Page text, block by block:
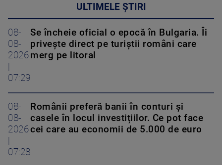
ULTIMELE ȘTIRI
08-
08-
2026
07:29
Se încheie oficial o epocă în Bulgaria. Îi
privește direct pe turiștii români care
merg pe litoral
08-
08-
2026
07:28
Românii preferă banii în conturi și
casele în locul investițiilor. Ce pot face
cei care au economii de 5.000 de euro